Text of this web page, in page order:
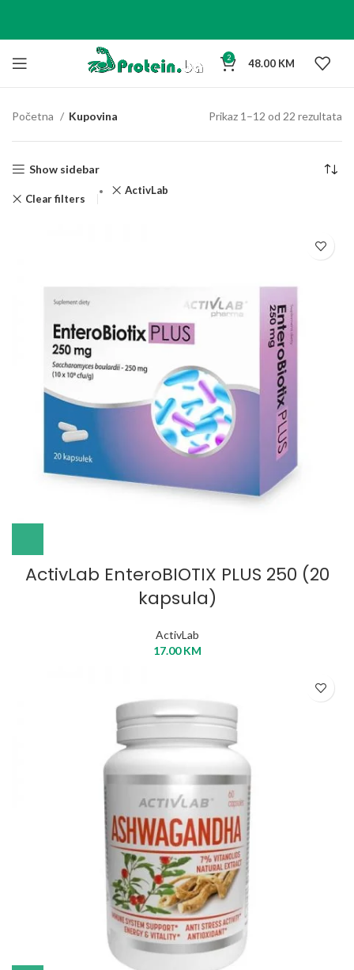
2 48.00 KM
Početna Kupovina Prikaz 1–12 od 22 rezultata
Show sidebar
Clear filters
ActivLab
ActivLab EnteroBIOTIX PLUS 250 (20
kapsula)
ActivLab
17.00KM